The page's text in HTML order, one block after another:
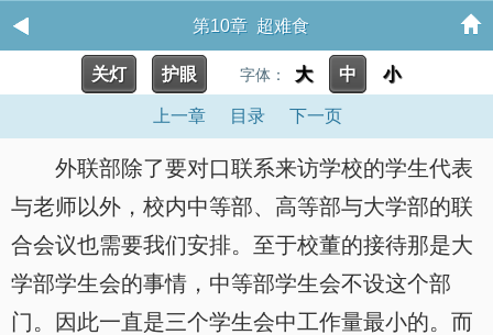
第10章 超难食
关灯 护眼 字体： 大 中 小
上一章 目录 下一页
外联部除了要对口联系来访学校的学生代表
与老师以外，校内中等部、高等部与大学部的联
合会议也需要我们安排。至于校董的接待那是大
学部学生会的事情，中等部学生会不设这个部
门。因此一直是三个学生会中工作量最小的。而